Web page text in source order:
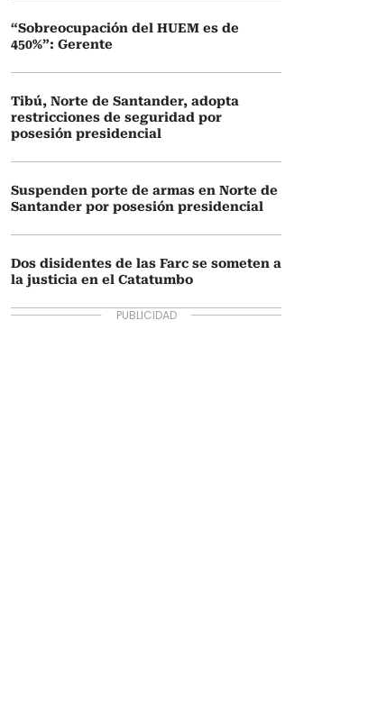
“Sobreocupación del HUEM es de
450%”: Gerente
Tibú, Norte de Santander, adopta
restricciones de seguridad por
posesión presidencial
Suspenden porte de armas en Norte de
Santander por posesión presidencial
Dos disidentes de las Farc se someten a
la justicia en el Catatumbo